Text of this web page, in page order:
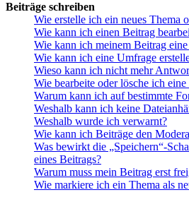
Beiträge schreiben
Wie erstelle ich ein neues Thema
Wie kann ich einen Beitrag
Wie kann ich meinem Beitrag
Wie kann ich eine Umfrage
Wieso kann ich nicht mehr
Wie bearbeite oder lösche ich
Warum kann ich auf bestimmte
Weshalb kann ich keine
Weshalb wurde ich verwarnt?
Wie kann ich Beiträge den
Was bewirkt die „Speichern“-
eines Beitrags?
Warum muss mein Beitrag erst
Wie markiere ich ein Thema als